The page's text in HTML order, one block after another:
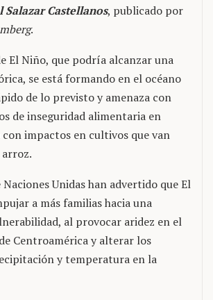
Salazar Castellanos, publicado por
.
El Niño, que podría alcanzar una
se está formando en el océano
de lo previsto y amenaza con
de inseguridad alimentaria en
impactos en cultivos que van
arroz.
Naciones Unidas han advertido que El
a más familias hacia una
al provocar aridez en el
Centroamérica y alterar los
y temperatura en la